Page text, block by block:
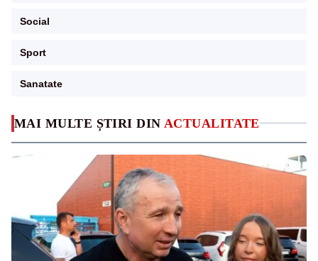
MAI MULTE ȘTIRI DIN ACTUALITATE
Social
Sport
Sanatate